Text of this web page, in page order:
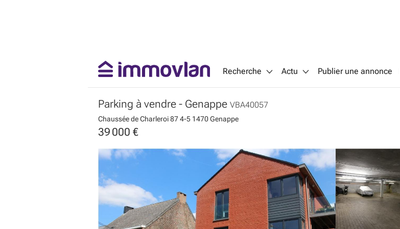
Recherche Actu Publier une annonce
Parking à vendre - Genappe VBA40057
Chaussée de Charleroi 87 4-5 1470 Genappe
39 000 €